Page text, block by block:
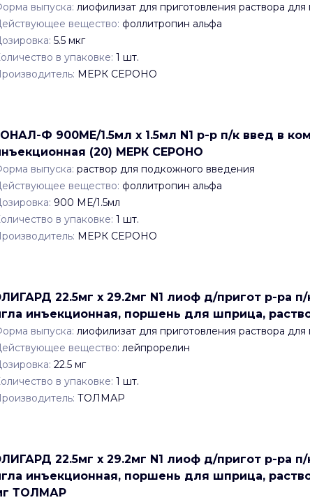
выпуска: лиофилизат для приготовления раствора
вещество: фоллитропин альфа
5.5 мкг
в упаковке: 1 шт.
МЕРК СЕРОНО
Ф 900МЕ/1.5мл x 1.5мл N1 р-р п/к введ в
(20) МЕРК СЕРОНО
выпуска: раствор для подкожного введения
вещество: фоллитропин альфа
900 МЕ/1.5мл
в упаковке: 1 шт.
МЕРК СЕРОНО
22.5мг x 29.2мг N1 лиоф д/пригот р-ра
инъекционная, поршень для шприца,
выпуска: лиофилизат для приготовления раствора
вещество: лейпрорелин
22.5 мг
в упаковке: 1 шт.
ТОЛМАР
22.5мг x 29.2мг N1 лиоф д/пригот р-ра
инъекционная, поршень для шприца,
ТОЛМАР